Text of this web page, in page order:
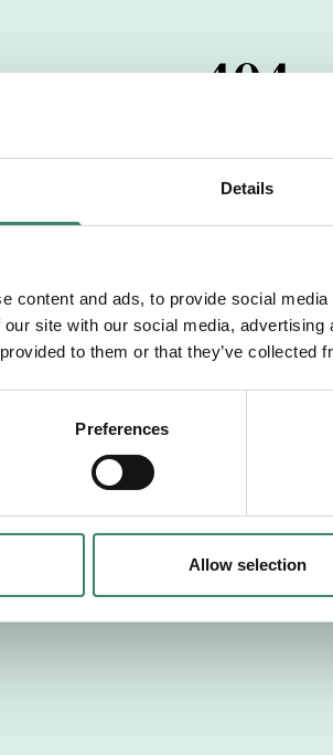
Details
content and ads, to provide social
site with our social media,
to them or that they’ve collected
Preferences
Allow selection
404
har passerats. Vi
dig med mer information om
Tillbaka till